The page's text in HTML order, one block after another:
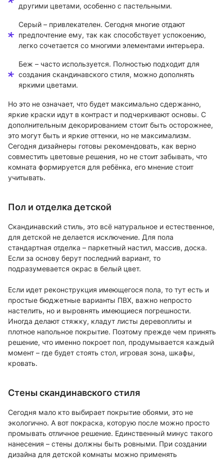
другими цветами, особенно с пастельными.
Серый – привлекателен. Сегодня многие отдают
предпочтение ему, так как способствует успокоению,
легко сочетается со многими элементами интерьера.
Беж – часто используется. Полностью подходит для
создания скандинавского стиля, можно дополнять
яркими цветами.
Но это не означает, что будет максимально сдержанно,
яркие краски идут в контраст и подчеркивают основы. С
дополнительным декорированием стоит быть осторожнее,
это могут быть и яркие оттенки, но не максимализм.
Сегодня дизайнеры готовы рекомендовать, как верно
совместить цветовые решения, но не стоит забывать, что
комната формируется для ребёнка, его мнение стоит
учитывать.
Пол и отделка детской
Скандинавский стиль, это всё натуральное и естественное,
для детской не делается исключение. Для пола
стандартная отделка – паркетный настил, массив, доска.
Если за основу берут последний вариант, то
подразумевается окрас в белый цвет.
Если идет реконструкция имеющегося пола, то тут есть и
простые бюджетные варианты ПВХ, важно непросто
настелить, но и выровнять имеющиеся погрешности.
Иногда делают стяжку, кладут листы деревоплиты и
плотное напольное покрытие. Поэтому прежде чем принять
решение, что именно покроет пол, продумывается каждый
момент – где будет стоять стол, игровая зона, шкафы,
кровать.
Стены скандинавского стиля
Сегодня мало кто выбирает покрытие обоями, это не
экологично. А вот покраска, которую после можно просто
промывать отличное решение. Единственный минус такого
нанесения – стены должны быть ровными. При создании
дизайна для детской комнаты можно применять